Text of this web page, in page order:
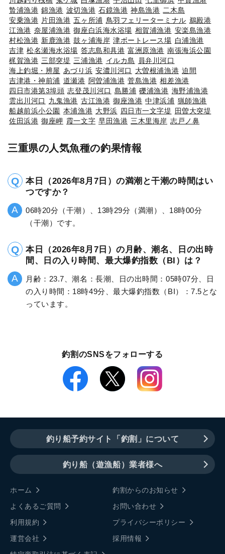
贄浦漁港 錦漁港 波切漁港 石鏡漁港 神島漁港 二木島
安乗漁港 片田漁港 五ヶ所浦 鳥羽フェリーターミナル 鵜殿港
江漁港 奈屋浦漁港 御座白浜海水浴場 相賀浦漁港 安楽島漁港
村松漁港 新鹿漁港 鼓ヶ浦海岸 津ボートレース場 白浦漁港
吉津 松名瀬海水浴場 答志島和具港 富洲原漁港 南張海浜公園
梶賀漁港 三部突堤 三浦漁港 イルカ島
員弁川河口
海上釣堀・辨屋 あづり浜 安濃川河口 大曽根浦漁港 迫間
吉津港・神前浦 道瀬港 阿曽浦漁港 菅島漁港 相差漁港
四日市港第3埠頭 志登茂川河口 島勝浦 礫浦漁港 海野浦漁港
雲出川河口
九鬼漁港 古江漁港 御座漁港 中津浜浦 猟師漁港
船越前浜小公園 本浦漁港 大野浜 四日市一文字堤 田曽大突堤
佐田浜港 御座岬 霞一文字 早田漁港 三木里海岸 志戸ノ鼻
三重県の人気魚種の釣果情報
本日（2026年8月7日）の満潮と干潮の時間はい
つですか？
06時20分（干潮）、13時29分（満潮）、18時00分
（干潮）です。
本日（2026年8月7日）の月齢、潮名、日の出時
間、日の入り時間、最大爆釣指数（BI）は？
月齢：23.7、潮名：長潮、日の出時間：05時07分、日
の入り時間：18時49分、最大爆釣指数（BI）：7.5とな
っています。
釣割のSNSをフォローする
釣り船予約サイト「釣割」について
釣り船（遊漁船）業者様へ
ホーム
釣割からのお知らせ
よくあるご質問
お問い合わせ
利用規約
プライバシーポリシー
運営会社
採用情報